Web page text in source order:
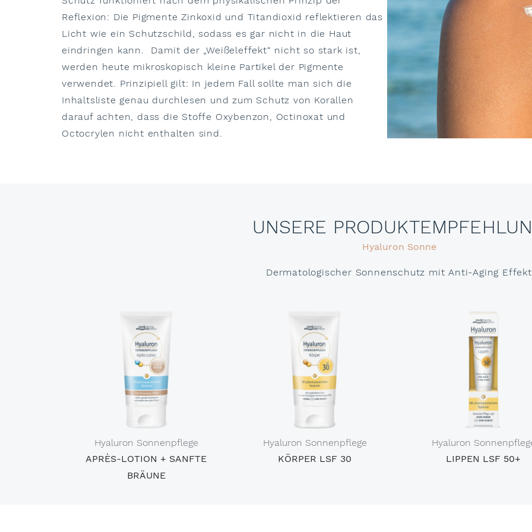
Reflexion: Die Pigmente Zinkoxid und Titandioxid reflektieren das
Licht wie ein Schutzschild, sodass es gar nicht in die Haut
eindringen kann. Damit der „Weißeleffekt“ nicht so stark ist,
werden heute mikroskopisch kleine Partikel der Pigmente
verwendet. Prinzipiell gilt: In jedem Fall sollte man sich die
Inhaltsliste genau durchlesen und zum Schutz von Korallen
darauf achten, dass die Stoffe Oxybenzon, Octinoxat und
Octocrylen nicht enthalten sind.
UNSERE
Hyaluron Sonne
Dermatologischer Sonnenschutz mit Anti-Aging Effekt
Hyaluron Sonnenpflege
APRÈS-LOTION + SANFTE
BRÄUNE
Hyaluron Sonnenpflege
KÖRPER LSF 30
Hyaluron
LIPPEN LSF 50+